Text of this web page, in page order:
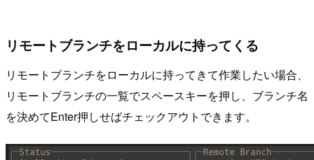
リモートブランチをローカルに持ってくる
リモートブランチをローカルに持ってきて作業したい場合、
リモートブランチの一覧でスペースキーを押し、ブランチ名
を決めてEnter押しせばチェックアウトできます。